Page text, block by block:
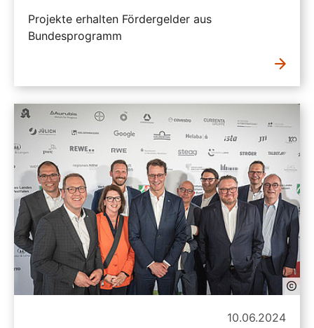
Projekte erhalten Fördergelder aus
Bundesprogramm
10.06.2024